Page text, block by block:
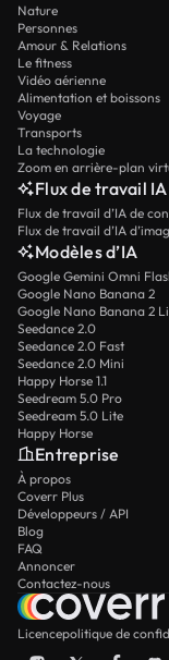
Nature
Personnes
Amour & Relations
Le fitness
Vidéo aérienne
Alimentation et boissons
Voyage
Transports
La technologie
Zoom en arrière-plan
Flux de travail IA
Flux de travail d’IA de
Flux de travail d’IA
Modèles d’IA
Google Gemini Omni
Google Nano Banana 2
Google Nano Banana 2
Seedance 2.0
Seedance 2.0 Fast
Seedance 2.0 Mini
Happy Horse 1.1
Seedream 5.0 Pro
Seedream 5.0 Lite
Happy Horse
Entreprise
À propos
Coverr Plus
Développeurs / API
Blog
FAQ
Annoncer
Contactez-nous
Licencepolitique de